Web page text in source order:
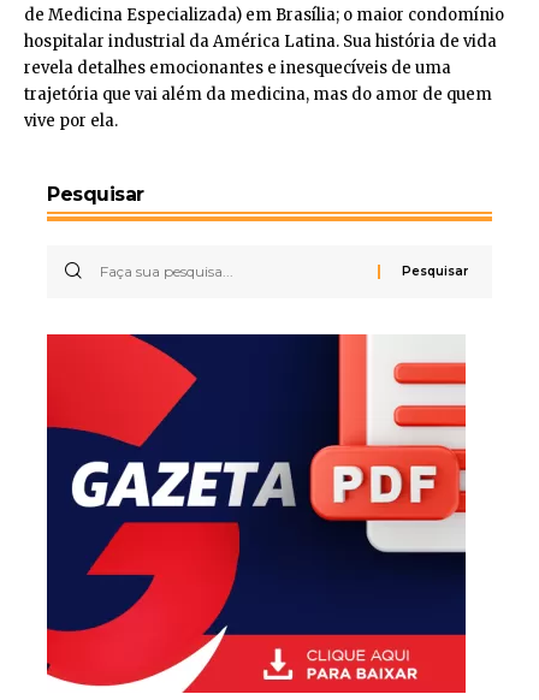
de Medicina Especializada) em Brasília; o maior condomínio
hospitalar industrial da América Latina. Sua história de vida
revela detalhes emocionantes e inesquecíveis de uma
trajetória que vai além da medicina, mas do amor de quem
vive por ela.
Pesquisar